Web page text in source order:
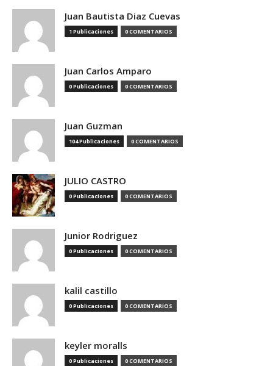
Juan Bautista Diaz Cuevas
1 Publicaciones 0 COMENTARIOS
Juan Carlos Amparo
0 Publicaciones 0 COMENTARIOS
Juan Guzman
104 Publicaciones 0 COMENTARIOS
JULIO CASTRO
0 Publicaciones 0 COMENTARIOS
Junior Rodriguez
0 Publicaciones 0 COMENTARIOS
kalil castillo
0 Publicaciones 0 COMENTARIOS
keyler moralls
0 Publicaciones 0 COMENTARIOS